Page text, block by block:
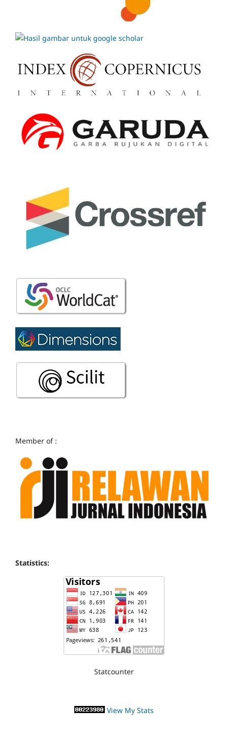
Member of :
Statistics:
Statcounter
View My Stats